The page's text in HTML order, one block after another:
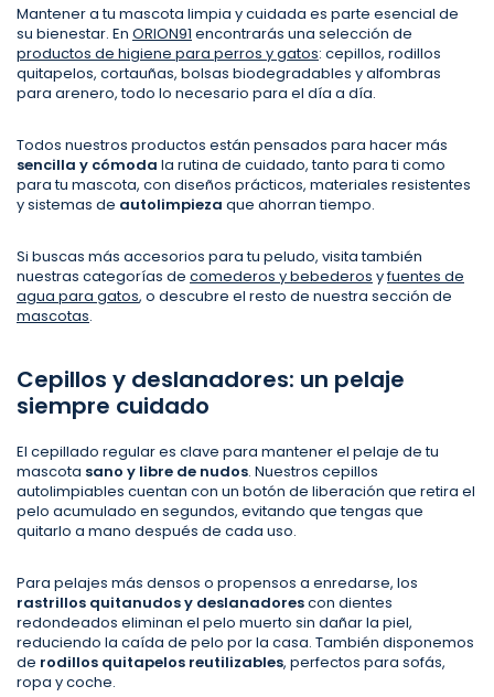
Mantener a tu mascota limpia y cuidada es parte esencial de
su bienestar. En ORION91 encontrarás una selección de
productos de higiene para perros y gatos: cepillos, rodillos
quitapelos, cortauñas, bolsas biodegradables y alfombras
para arenero, todo lo necesario para el día a día.
Todos nuestros productos están pensados para hacer más
sencilla y cómoda la rutina de cuidado, tanto para ti como
para tu mascota, con diseños prácticos, materiales resistentes
y sistemas de autolimpieza que ahorran tiempo.
Si buscas más accesorios para tu peludo, visita también
nuestras categorías de comederos y bebederos yfuentes de
agua para gatos, o descubre el resto de nuestra sección de
mascotas.
Cepillos y deslanadores: un pelaje
siempre cuidado
El cepillado regular es clave para mantener el pelaje de tu
mascota sano y libre de nudos. Nuestros cepillos
autolimpiables cuentan con un botón de liberación que retira el
pelo acumulado en segundos, evitando que tengas que
quitarlo a mano después de cada uso.
Para pelajes más densos o propensos a enredarse, los
rastrillos quitanudos y deslanadorescon dientes
redondeados eliminan el pelo muerto sin dañar la piel,
reduciendo la caída de pelo por la casa. También disponemos
de rodillos quitapelos reutilizables, perfectos para sofás,
ropa y coche.